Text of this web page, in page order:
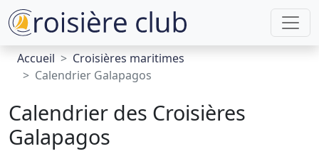
Accueil
Croisières maritimes
Calendrier Galapagos
Calendrier des Croisières
Galapagos